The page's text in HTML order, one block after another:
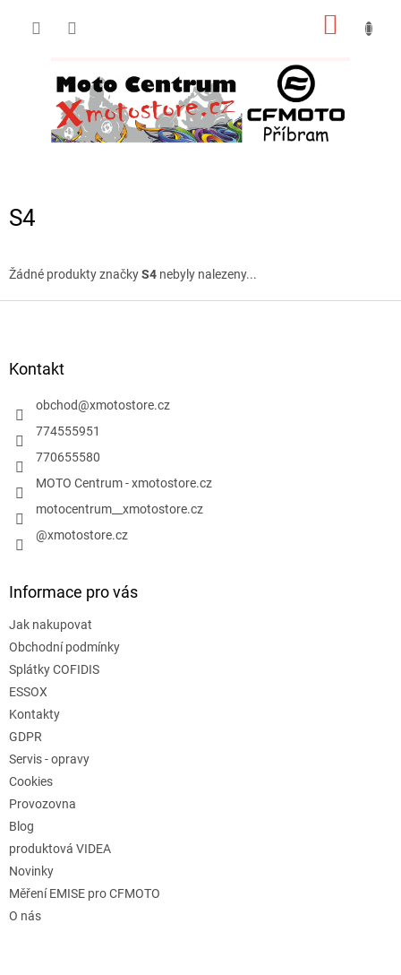
S4
Žádné produkty značkyS4 nebyly nalezeny...
Kontakt
obchod@xmotostore.cz
774555951
770655580
MOTO Centrum - xmotostore.cz
motocentrum__xmotostore.cz
@xmotostore.cz
Informace pro vás
Jak nakupovat
Obchodní podmínky
Splátky COFIDIS
ESSOX
Kontakty
GDPR
Servis - opravy
Cookies
Provozovna
Blog
produktová VIDEA
Novinky
Měření EMISE pro CFMOTO
O nás